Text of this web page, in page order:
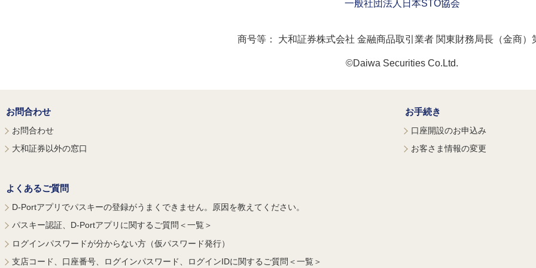
一般社団法人日本STO協会
商号等： 大和証券株式会社 金融商品取引業者 関東財務局長（金商）
©Daiwa Securities Co.Ltd.
お問合わせ
お問合わせ
大和証券以外の窓口
お手続き
口座開設のお申込み
お客さま情報の変更
よくあるご質問
D-Portアプリでパスキーの登録がうまくできません。原因を教えてください。
パスキー認証、D-Portアプリに関するご質問＜一覧＞
ログインパスワードが分からない方（仮パスワード発行）
支店コード、口座番号、ログインパスワード、ログインIDに関するご質問＜一覧＞